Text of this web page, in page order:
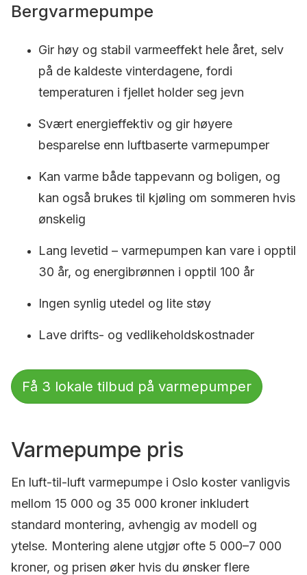
Bergvarmepumpe
Gir høy og stabil varmeeffekt hele året, selv
på de kaldeste vinterdagene, fordi
temperaturen i fjellet holder seg jevn
Svært energieffektiv og gir høyere
besparelse enn luftbaserte varmepumper
Kan varme både tappevann og boligen, og
kan også brukes til kjøling om sommeren hvis
ønskelig
Lang levetid – varmepumpen kan vare i opptil
30 år, og energibrønnen i opptil 100 år
Ingen synlig utedel og lite støy
Lave drifts- og vedlikeholdskostnader
Få 3 lokale tilbud på varmepumper
Varmepumpe pris
En luft-til-luft varmepumpe i Oslo koster vanligvis
mellom 15 000 og 35 000 kroner inkludert
standard montering, avhengig av modell og
ytelse. Montering alene utgjør ofte 5 000–7 000
kroner, og prisen øker hvis du ønsker flere